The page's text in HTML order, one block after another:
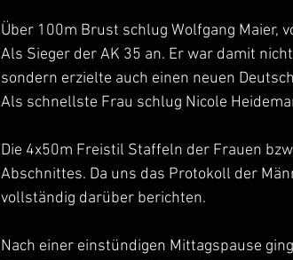
Über 100m Brust schlug Wolfgang Maier,
Als Sieger der AK 35 an. Er war damit
sondern erzielte auch einen neuen
Als schnellste Frau schlug Nicole
Die 4x50m Freistil Staffeln der Frauen
Abschnittes. Da uns das Protokoll der
vollständig darüber berichten.
Nach einer einstündigen Mittagspause